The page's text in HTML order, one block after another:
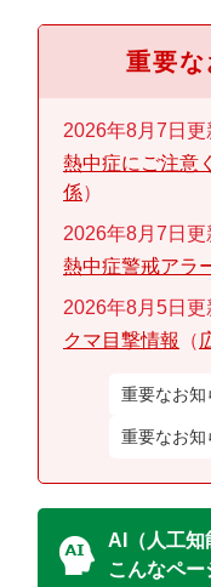
重要
2026年8月7日更
熱中症にご注意
係
2026年8月7日更
熱中症警戒アラ
2026年8月5日更
クマ目撃情報
重要なお知
重要なお知
AI（人工知
こんなペ